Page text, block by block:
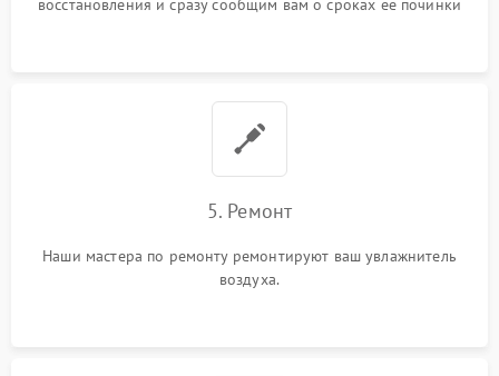
восстановления и сразу сообщим вам о сроках ее починки
5. Ремонт
Наши мастера по ремонту ремонтируют ваш увлажнитель
воздуха.